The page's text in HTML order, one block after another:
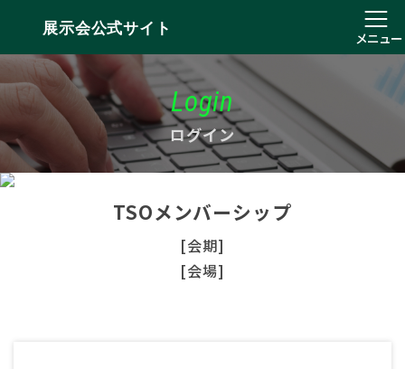
展示会公式サイト
メニュー
Login
ログイン
TSOメンバーシップ
[会期]
[会場]